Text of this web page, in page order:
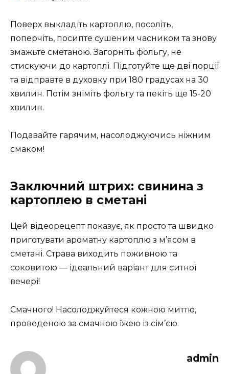
Поверх выкладіть картоплю, посоліть,
поперчіть, посипте сушеним часником та знову
змажьте сметаною. Загорніть фольгу, не
стискуючи до картоплі. Підготуйте ще дві порції
та відправте в духовку при 180 градусах на 30
хвилин. Потім зніміть фольгу та пекіть ще 15-20
хвилин.
Подавайте гарячим, насолоджуючись ніжним
смаком!
Заключний штрих: свинина з
картоплею в сметані
Цей відеорецепт показує, як просто та швидко
приготувати ароматну картоплю з м’ясом в
сметані. Страва виходить поживною та
соковитою — ідеальний варіант для ситної
вечері!
Смачного! Насолоджуйтеся кожною миттю,
проведеною за смачною їжею із сім’єю.
admin